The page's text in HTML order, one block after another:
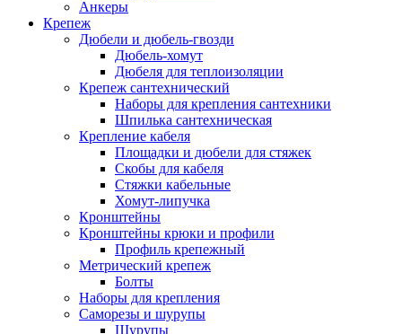
Анкеры
Крепеж
Дюбели и дюбель-гвозди
Дюбель-хомут
Дюбеля для теплоизоляции
Крепеж сантехнический
Наборы для крепления сантехники
Шпилька сантехническая
Крепление кабеля
Площадки и дюбели для стяжек
Скобы для кабеля
Стяжки кабельные
Хомут-липучка
Кронштейны
Кронштейны крюки и профили
Профиль крепежный
Метрический крепеж
Болты
Наборы для крепления
Саморезы и шурупы
Шурупы